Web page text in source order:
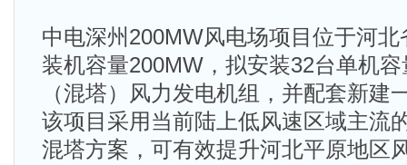
中电深州200MW风电场项目位于河
装机容量200MW，拟安装32台单机
（混塔）风力发电机组，并配套新建
该项目采用当前陆上低风速区域主流
混塔方案，可有效提升河北平原地区